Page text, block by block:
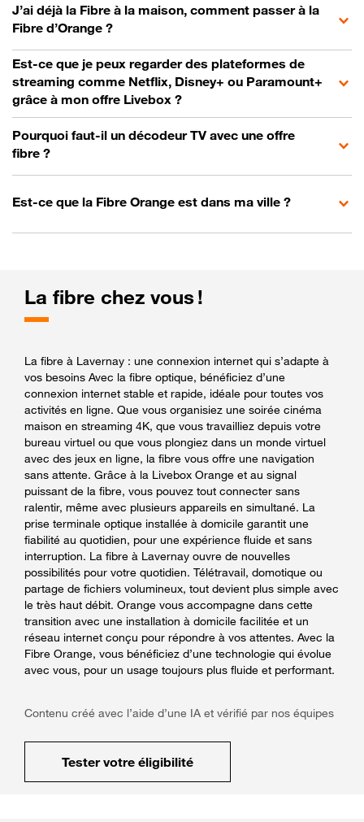
J’ai déjà la Fibre à la maison, comment passer à la
Fibre d’Orange ?
Est-ce que je peux regarder des plateformes de
streaming comme Netflix, Disney+ ou Paramount+
grâce à mon offre Livebox ?
Pourquoi faut-il un décodeur TV avec une offre
fibre ?
Est-ce que la Fibre Orange est dans ma ville ?
La fibre chez vous !
La fibre à Lavernay : une connexion internet qui s’adapte à
vos besoins Avec la fibre optique, bénéficiez d’une
connexion internet stable et rapide, idéale pour toutes vos
activités en ligne. Que vous organisiez une soirée cinéma
maison en streaming 4K, que vous travailliez depuis votre
bureau virtuel ou que vous plongiez dans un monde virtuel
avec des jeux en ligne, la fibre vous offre une navigation
sans attente. Grâce à la Livebox Orange et au signal
puissant de la fibre, vous pouvez tout connecter sans
ralentir, même avec plusieurs appareils en simultané. La
prise terminale optique installée à domicile garantit une
fiabilité au quotidien, pour une expérience fluide et sans
interruption. La fibre à Lavernay ouvre de nouvelles
possibilités pour votre quotidien. Télétravail, domotique ou
partage de fichiers volumineux, tout devient plus simple avec
le très haut débit. Orange vous accompagne dans cette
transition avec une installation à domicile facilitée et un
réseau internet conçu pour répondre à vos attentes. Avec la
Fibre Orange, vous bénéficiez d’une technologie qui évolue
avec vous, pour un usage toujours plus fluide et performant.
Contenu créé avec l’aide d’une IA et vérifié par nos équipes
Tester votre éligibilité